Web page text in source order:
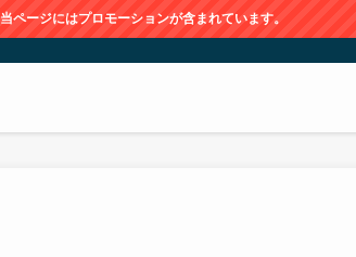
当ページにはプロモーションが含まれています。